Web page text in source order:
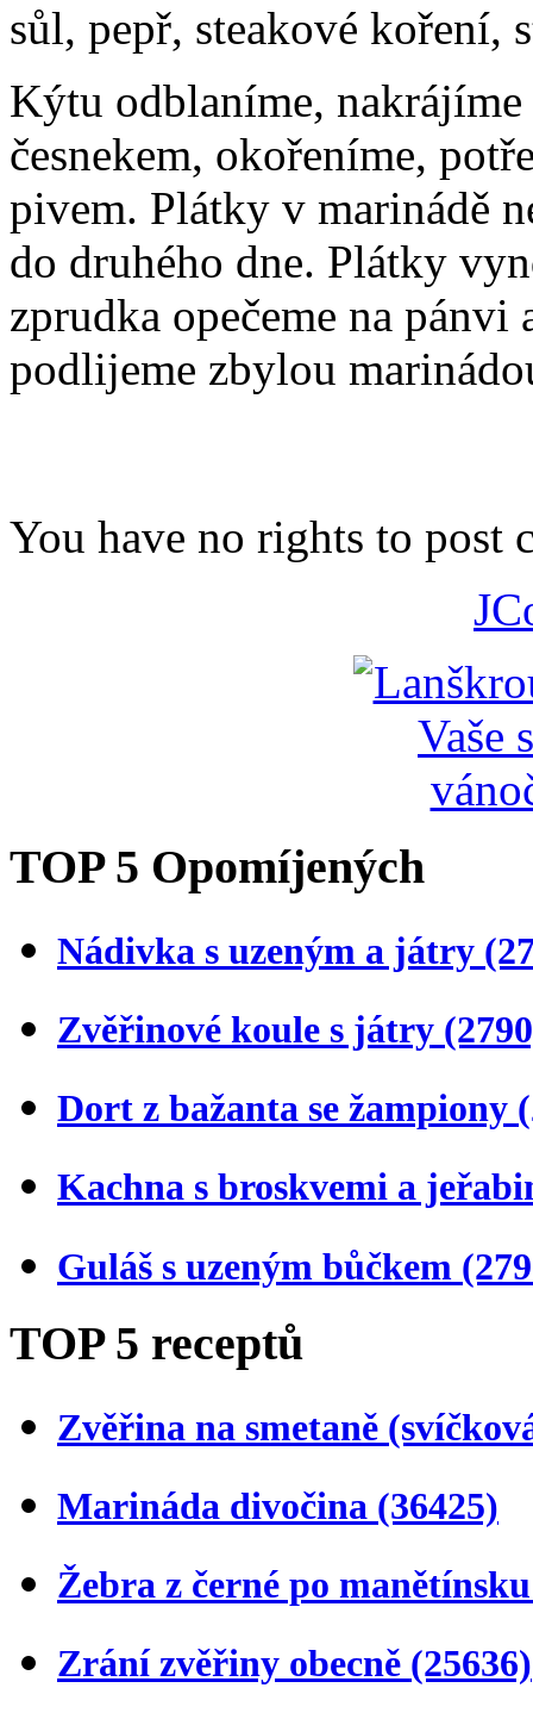
sůl, pepř, steakové koření,
Kýtu odblaníme,
česnekem, okořeníme,
pivem. Plátky v marinádě
do druhého dne. Plátky
zprudka opečeme na
podlijeme zbylou
You have no rights to post
TOP 5 Opomíjených
Nádivka s uzeným a játry
Zvěřinové koule s játry
Dort z bažanta se žampiony
Kachna s broskvemi a
Guláš s uzeným bůčkem
TOP 5 receptů
Zvěřina na smetaně
Marináda divočina (36425)
Žebra z černé po
Zrání zvěřiny obecně (25636)